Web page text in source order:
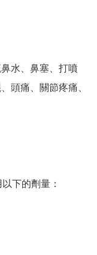
水、鼻塞、打噴
頭痛、關節疼痛、
下的劑量：